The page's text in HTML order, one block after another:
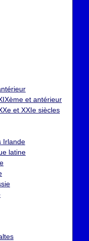
et antérieur
et XXIe siècles
Irlande
latine